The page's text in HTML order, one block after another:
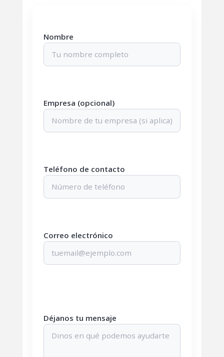
Nombre
Empresa (opcional)
Teléfono de contacto
Correo electrónico
Déjanos tu mensaje